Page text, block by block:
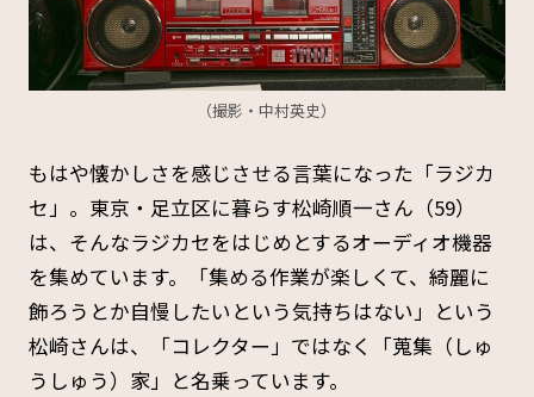
（撮影・中村英史）
もはや懐かしさを感じさせる言葉になった「ラジカ
セ」。東京・足立区に暮らす松崎順一さん（59）
は、そんなラジカセをはじめとするオーディオ機器
を集めています。「集める作業が楽しくて、綺麗に
飾ろうとか自慢したいという気持ちはない」という
松崎さんは、「コレクター」ではなく「蒐集（しゅ
うしゅう）家」と名乗っています。